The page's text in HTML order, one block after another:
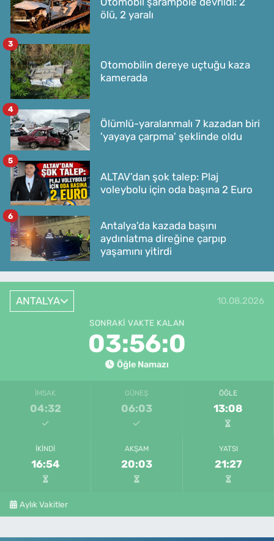
ölü, 2 yaralı
Otomobilin dereye uçtuğu kaza
kamerada
3
Ölümlü-yaralanmalı 7 kazadan biri
'yayaya çarpma' şeklinde oldu
4
ALTAV’dan şok talep: Plaj
voleybolu için oda başına 2 Euro
5
Antalya'da kazada başını
aydınlatma direğine çarpıp
yaşamını yitirdi
6
ANTALYA 10.08.2026
SONRAKI VAKTE KALAN
03:56:0
Öğle Namazı
İMSAK
04:32
GÜNEŞ
06:03
ÖĞLE
13:08
İKINDI
16:54
AKŞAM
20:03
YATSI
21:27
Aylık Vakitler